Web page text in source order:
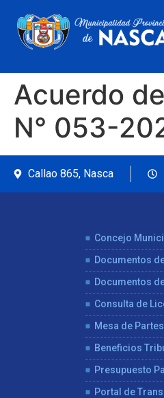
Acuerdo
N° 053-
Callao 865, Nasca
Concejo
Documentos
Documentos
Consulta de
Mesa de
Beneficios
Presupuesto
Portal de